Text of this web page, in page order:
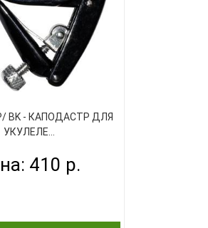
для укулеле PLANET
CP-20 добавляет
вес вашему
но с..
BK - КАПОДАСТР ДЛЯ
УКУЛЕЛЕ...
410 р.